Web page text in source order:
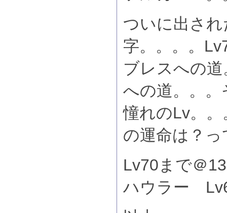
ついに出さ
字。。。。
ブレスへの
への道。。
憧れのLv。
の運命は？
Lv70まで＠
ハウラー